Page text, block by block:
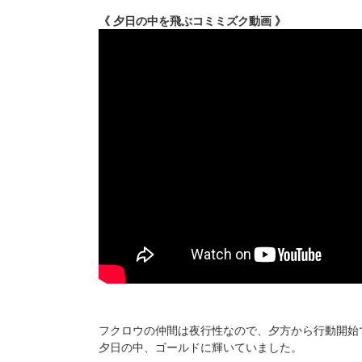
《 夕日の中を飛ぶコミミズク動画 》
フクロウの仲間は夜行性なので、夕方から行動開
夕日の中、ゴールドに輝いていました。